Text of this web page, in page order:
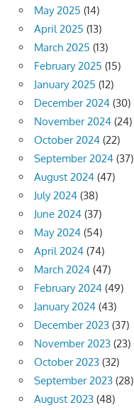
May 2025 (14)
April 2025 (13)
March 2025 (13)
February 2025 (15)
January 2025 (12)
December 2024 (30)
November 2024 (24)
October 2024 (22)
September 2024 (37)
August 2024 (47)
July 2024 (38)
June 2024 (37)
May 2024 (54)
April 2024 (74)
March 2024 (47)
February 2024 (49)
January 2024 (43)
December 2023 (37)
November 2023 (23)
October 2023 (32)
September 2023 (28)
August 2023 (48)